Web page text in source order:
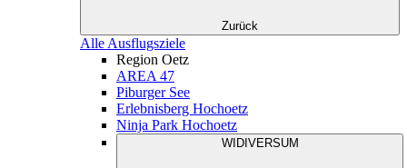
Zurück
Alle Ausflugsziele
Region Oetz
AREA 47
Piburger See
Erlebnisberg Hochoetz
Ninja Park Hochoetz
WIDIVERSUM